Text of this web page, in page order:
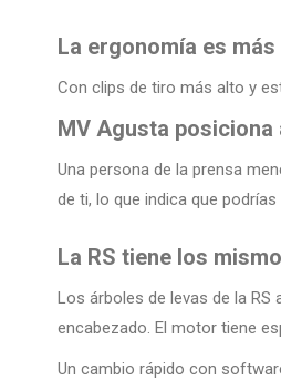
La ergonomía es más
Con clips de tiro más alto y
MV Agusta
Una persona de la prensa
de ti, lo que indica que
La RS tiene los
Los árboles de levas de la
encabezado. El motor tiene
Un cambio rápido con